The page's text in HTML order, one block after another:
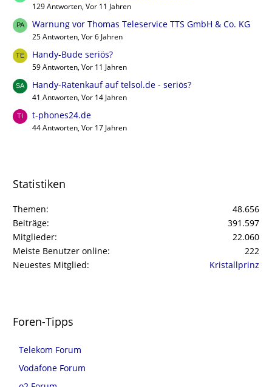
129 Antworten, Vor 11 Jahren
Warnung vor Thomas Teleservice TTS GmbH & Co. KG
25 Antworten, Vor 6 Jahren
Handy-Bude seriös?
59 Antworten, Vor 11 Jahren
Handy-Ratenkauf auf telsol.de - seriös?
41 Antworten, Vor 14 Jahren
t-phones24.de
44 Antworten, Vor 17 Jahren
Statistiken
Themen
48.656
Beiträge
391.597
Mitglieder
22.060
Meiste Benutzer online
222
Neuestes Mitglied
Kristallprinz
Foren-Tipps
Telekom Forum
Vodafone Forum